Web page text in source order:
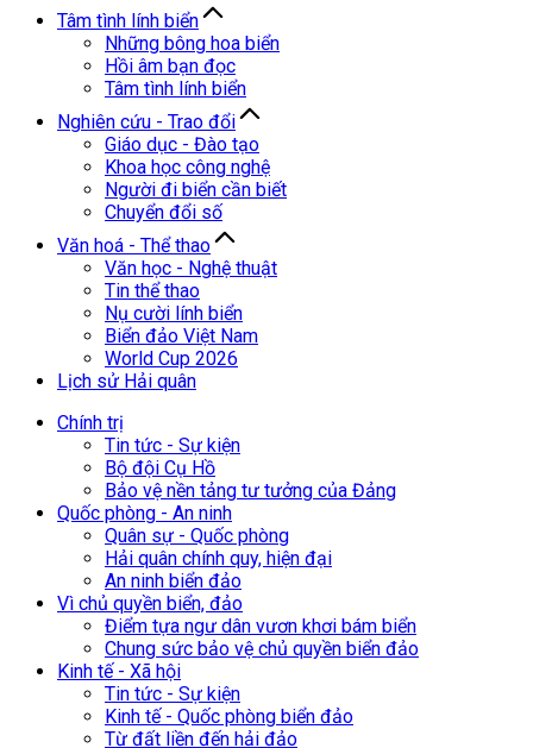
Tâm tình lính biển
Những bông hoa biển
Hồi âm bạn đọc
Tâm tình lính biển
Nghiên cứu - Trao đổi
Giáo dục - Đào tạo
Khoa học công nghệ
Người đi biển cần biết
Chuyển đổi số
Văn hoá - Thể thao
Văn học - Nghệ thuật
Tin thể thao
Nụ cười lính biển
Biển đảo Việt Nam
World Cup 2026
Lịch sử Hải quân
Chính trị
Tin tức - Sự kiện
Bộ đội Cụ Hồ
Bảo vệ nền tảng tư tưởng của Đảng
Quốc phòng - An ninh
Quân sự - Quốc phòng
Hải quân chính quy, hiện đại
An ninh biển đảo
Vì chủ quyền biển, đảo
Điểm tựa ngư dân vươn khơi bám biển
Chung sức bảo vệ chủ quyền biển đảo
Kinh tế - Xã hội
Tin tức - Sự kiện
Kinh tế - Quốc phòng biển đảo
Từ đất liền đến hải đảo